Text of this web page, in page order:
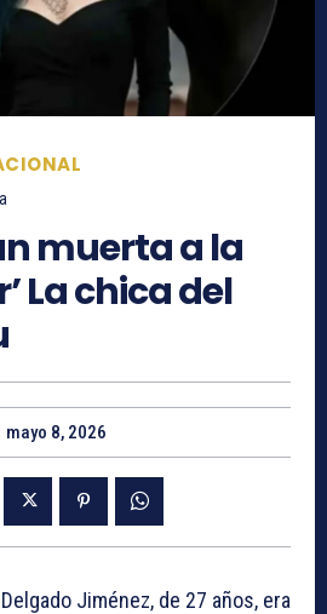
muerta a la
La chica del
mayo 8, 2026
Jiménez, de 27 años, era